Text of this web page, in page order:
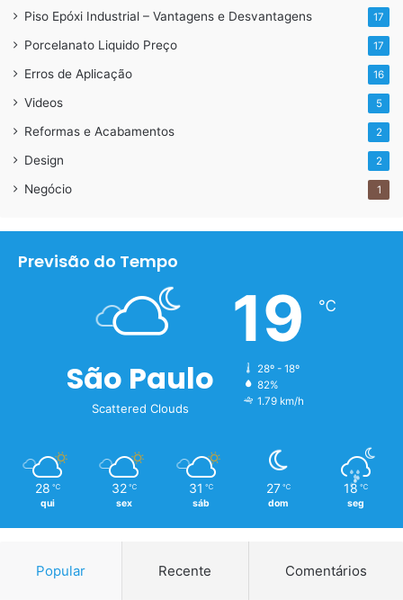
Gesso 3d mosaico
* Decoração em origami é um revestimento inspirado na
arte japonesa, que lembra perfeitamente as dobras
orientais.
Gesso 3d azul
Piso Epóxi Industrial – Vantagens e Desvantagens 17
Porcelanato Liquido Preço 17
Erros de Aplicação 16
Videos 5
Reformas e Acabamentos 2
Design 2
Negócio 1
Previsão do Tempo
São Paulo
Scattered Clouds
19 ℃
28º - 18º
82%
1.79 km/h
28 ℃
qui
32 ℃
sex
31 ℃
sáb
27 ℃
dom
18 ℃
seg
Popular Recente Comentários